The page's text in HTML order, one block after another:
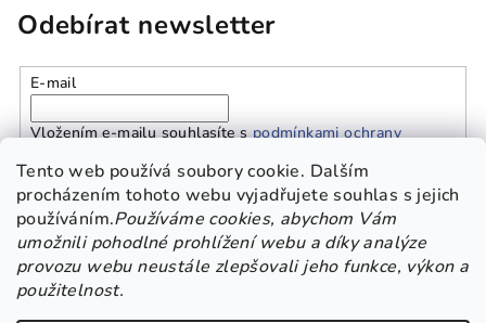
Tento web používá soubory cookie. Dalším
procházením tohoto webu vyjadřujete souhlas s jejich
používáním.Používáme cookies, abychom Vám
umožnili pohodlné prohlížení webu a díky analýze
provozu webu neustále zlepšovali jeho funkce, výkon a
použitelnost.
Odebírat newsletter
E-mail
Vložením e-mailu souhlasíte spodmínkami ochrany
Přihlásit se
Platba a doprava
GDPR